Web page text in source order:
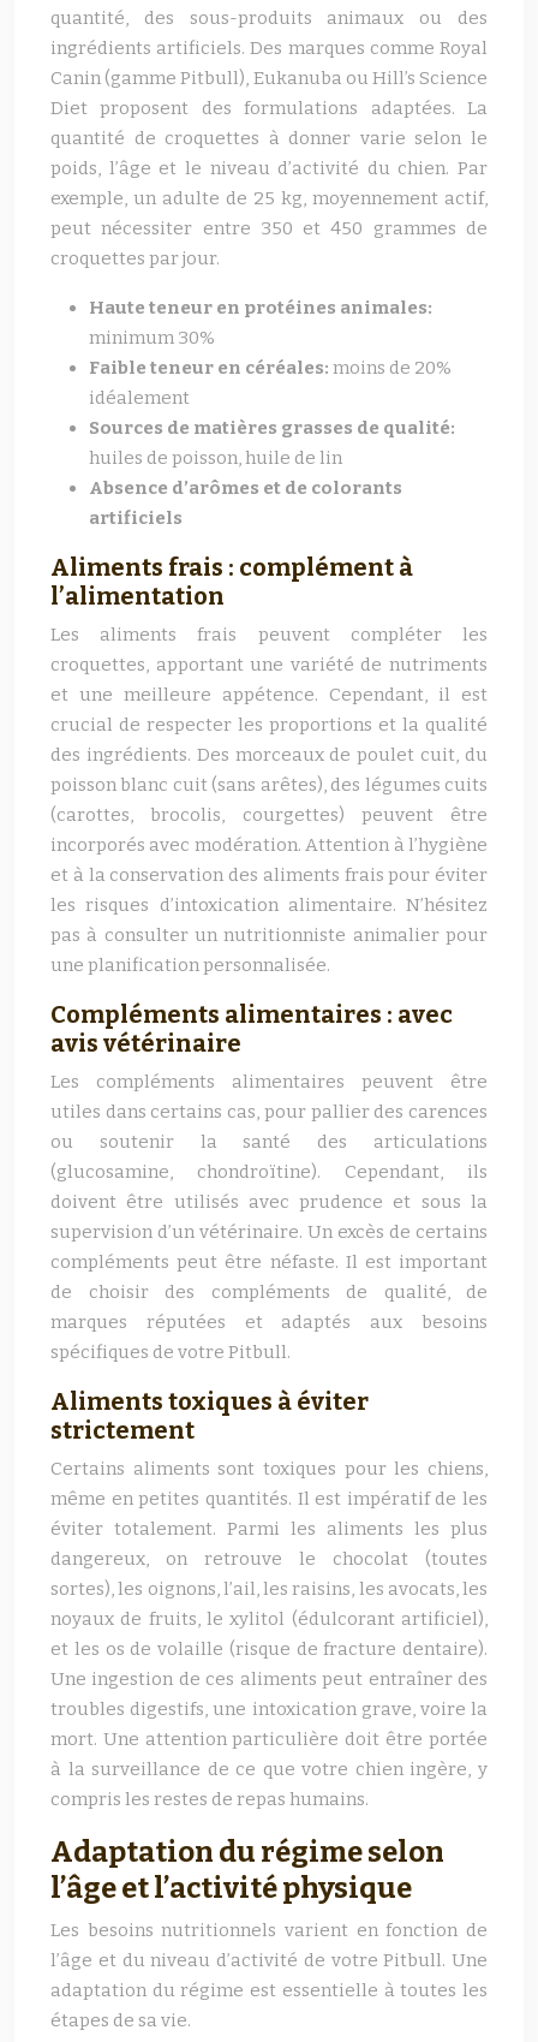
quantité, des sous-produits animaux ou des
ingrédients artificiels. Des marques comme Royal
Canin (gamme Pitbull), Eukanuba ou Hill’s Science
Diet proposent des formulations adaptées. La
quantité de croquettes à donner varie selon le
poids, l’âge et le niveau d’activité du chien. Par
exemple, un adulte de 25 kg, moyennement actif,
peut nécessiter entre 350 et 450 grammes de
croquettes par jour.
Haute teneur en protéines animales:
minimum 30%
Faible teneur en céréales: moins de 20%
idéalement
Sources de matières grasses de qualité:
huiles de poisson, huile de lin
Absence d’arômes et de colorants
artificiels
Aliments frais : complément à
l’alimentation
Les aliments frais peuvent compléter les
croquettes, apportant une variété de nutriments
et une meilleure appétence. Cependant, il est
crucial de respecter les proportions et la qualité
des ingrédients. Des morceaux de poulet cuit, du
poisson blanc cuit (sans arêtes), des légumes cuits
(carottes, brocolis, courgettes) peuvent être
incorporés avec modération. Attention à l’hygiène
et à la conservation des aliments frais pour éviter
les risques d’intoxication alimentaire. N’hésitez
pas à consulter un nutritionniste animalier pour
une planification personnalisée.
Compléments alimentaires : avec
avis vétérinaire
Les compléments alimentaires peuvent être
utiles dans certains cas, pour pallier des carences
ou soutenir la santé des articulations
(glucosamine, chondroïtine). Cependant, ils
doivent être utilisés avec prudence et sous la
supervision d’un vétérinaire. Un excès de certains
compléments peut être néfaste. Il est important
de choisir des compléments de qualité, de
marques réputées et adaptés aux besoins
spécifiques de votre Pitbull.
Aliments toxiques à éviter
strictement
Certains aliments sont toxiques pour les chiens,
même en petites quantités. Il est impératif de les
éviter totalement. Parmi les aliments les plus
dangereux, on retrouve le chocolat (toutes
sortes), les oignons, l’ail, les raisins, les avocats, les
noyaux de fruits, le xylitol (édulcorant artificiel),
et les os de volaille (risque de fracture dentaire).
Une ingestion de ces aliments peut entraîner des
troubles digestifs, une intoxication grave, voire la
mort. Une attention particulière doit être portée
à la surveillance de ce que votre chien ingère, y
compris les restes de repas humains.
Adaptation du régime selon
l’âge et l’activité physique
Les besoins nutritionnels varient en fonction de
l’âge et du niveau d’activité de votre Pitbull. Une
adaptation du régime est essentielle à toutes les
étapes de sa vie.